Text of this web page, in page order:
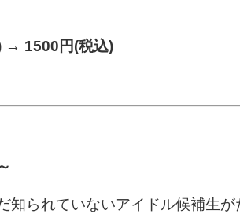
→ 1500円(税込)
知られていないアイドル候補生が